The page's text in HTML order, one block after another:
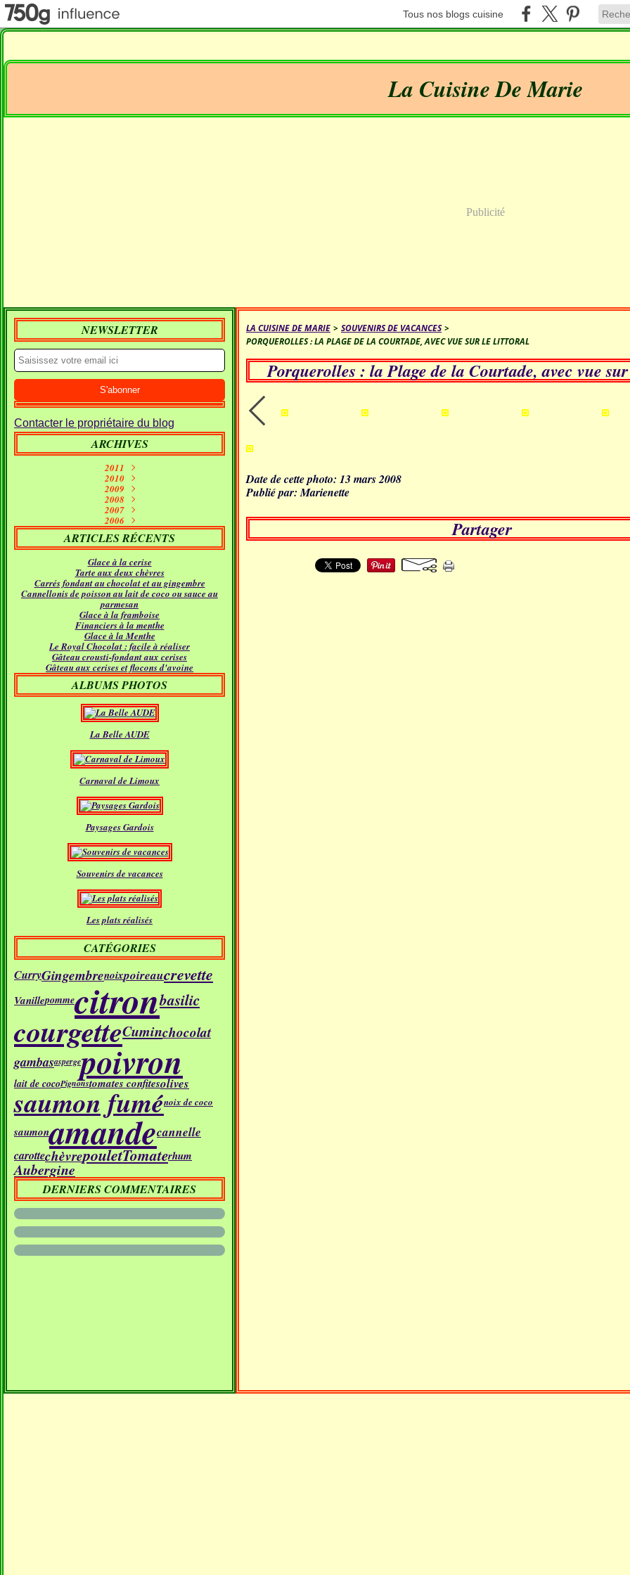
Tous nos blogs cuisine
La Cuisine De Marie
Publicité
NEWSLETTER
Contacter le propriétaire du blog
ARCHIVES
2011
Septembre
Juin (10)
Mai
(7)
Avril (7)
Mars (5)
Février(11)
Janvier(5)
2010
Janvier
2009
Décembre
Novembre
Octobre
Septembre(9)
Août(5)
Juillet(9)
Juin (12)
Mai(17)
Avril(14)
Mars(21)
Février(12)
Janvier(16)
2008
Décembre
Novembre
Octobre(16)
Septembre(18)
Août(4)
Juillet(11)
Juin(12)
Mai(16)
Avril(14)
Mars(15)
Février(11)
Janvier(21)
2007
Décembre
Novembre(26)
Octobre(24)
Septembre(31)
Août (21)
Juillet(18)
Juin(22)
Mai(24)
Avril(24)
Mars(30)
Février(23)
Janvier(18)
2006
Décembre(21)
Novembre(23)
Octobre(19)
ARTICLES RÉCENTS
Glace à la cerise
Tarte aux deux chèvres
Carrés fondant au chocolat et au gingembre
Cannellonis de poisson au lait de coco ou sauce au
parmesan
Glace à la framboise
Financiers à la menthe
Glace à la Menthe
Le Royal Chocolat : facile à réaliser
Gâteau crousti-fondant aux cerises
Gâteau aux cerises et flocons d'avoine
ALBUMS PHOTOS
La Belle AUDE
Carnaval de Limoux
Paysages Gardois
Souvenirs de vacances
Les plats réalisés
CATÉGORIES
CurryGingembrenoixpoireaucrevette
Vanillepommecitronbasilic
courgetteCuminchocolat
gambasaspergepoivron
lait de cocoPignonstomates confitesolives
saumon fuménoix de coco
saumonamandecannelle
carottechèvrepouletTomaterhum
Aubergine
DERNIERS COMMENTAIRES
LA CUISINE DE MARIE > SOUVENIRS DE VACANCES >
PORQUEROLLES : LA PLAGE DE LA COURTADE, AVEC VUE SUR LE LITTORAL
Porquerolles : la Plage de la Courtade, avec vue
Date de cette photo: 13 mars 2008
Publié par: Marienette
Partager